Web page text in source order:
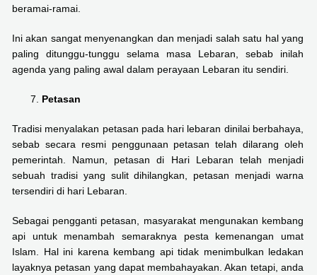
beramai-ramai.
Ini akan sangat menyenangkan dan menjadi salah satu hal yang
paling ditunggu-tunggu selama masa Lebaran, sebab inilah
agenda yang paling awal dalam perayaan Lebaran itu sendiri.
Petasan
Tradisi menyalakan petasan pada hari lebaran dinilai berbahaya,
sebab secara resmi penggunaan petasan telah dilarang oleh
pemerintah. Namun, petasan di Hari Lebaran telah menjadi
sebuah tradisi yang sulit dihilangkan, petasan menjadi warna
tersendiri di hari Lebaran.
Sebagai pengganti petasan, masyarakat mengunakan kembang
api untuk menambah semaraknya pesta kemenangan umat
Islam. Hal ini karena kembang api tidak menimbulkan ledakan
layaknya petasan yang dapat membahayakan. Akan tetapi, anda